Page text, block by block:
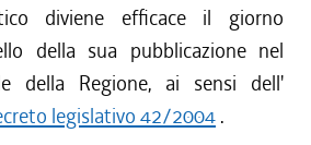
diviene efficace il giorno
della sua pubblicazione nel
della Regione, ai sensi dell'
legislativo 42/2004 .